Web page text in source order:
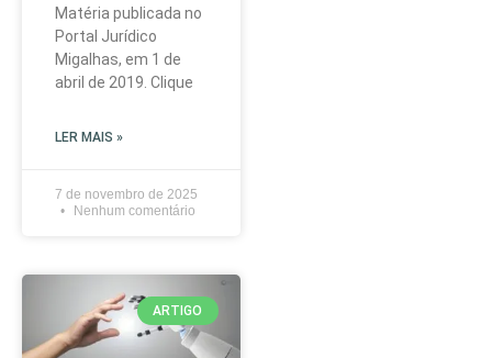
Matéria publicada no
Portal Jurídico
Migalhas, em 1 de
abril de 2019. Clique
LER MAIS »
7 de novembro de 2025
Nenhum comentário
ARTIGO